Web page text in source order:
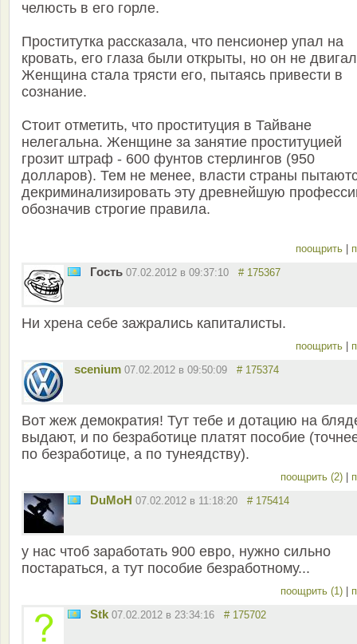
челюсть в его горле.
Проститутка рассказала, что пенсионер упал на
кровать, его глаза были открыты, но он не
Женщина стала трясти его, пытаясь привести в
сознание.
Стоит отметить, что проституция в Тайване
нелегальна. Женщине за занятие проституцией
грозит штраф - 600 фунтов стерлингов (950
долларов). Тем не менее, власти страны
декриминализировать эту древнейшую
обозначив строгие правила.
поощрить
Гость 07.02.2012 в 09:37:10 # 175367
Ни хрена себе зажрались капиталисты.
поощрить
scenium 07.02.2012 в 09:50:09 # 175374
Вот жеж демократия! Тут тебе и дотацию на
выдают, и по безработице платят пособие
по безработице, а по тунеядству).
поощрить (2)
DuMoH 07.02.2012 в 11:18:20 # 175414
у нас чтоб заработать 900 евро, нужно сильно
постараться, а тут пособие безработному...
поощрить (1)
Stk 07.02.2012 в 23:34:16 # 175702